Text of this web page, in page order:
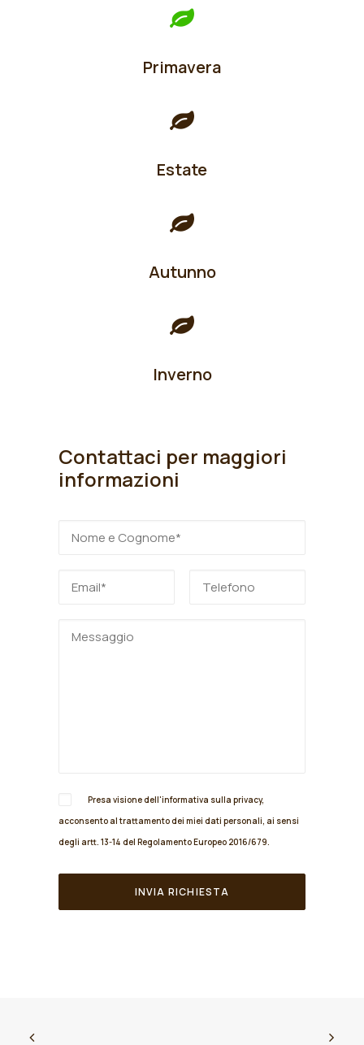
Primavera
Estate
Autunno
Inverno
Contattaci per maggiori
informazioni
Presa visione dell'informativa sulla privacy,
acconsento al trattamento dei miei dati personali, ai sensi
degli artt. 13-14 del Regolamento Europeo 2016/679.